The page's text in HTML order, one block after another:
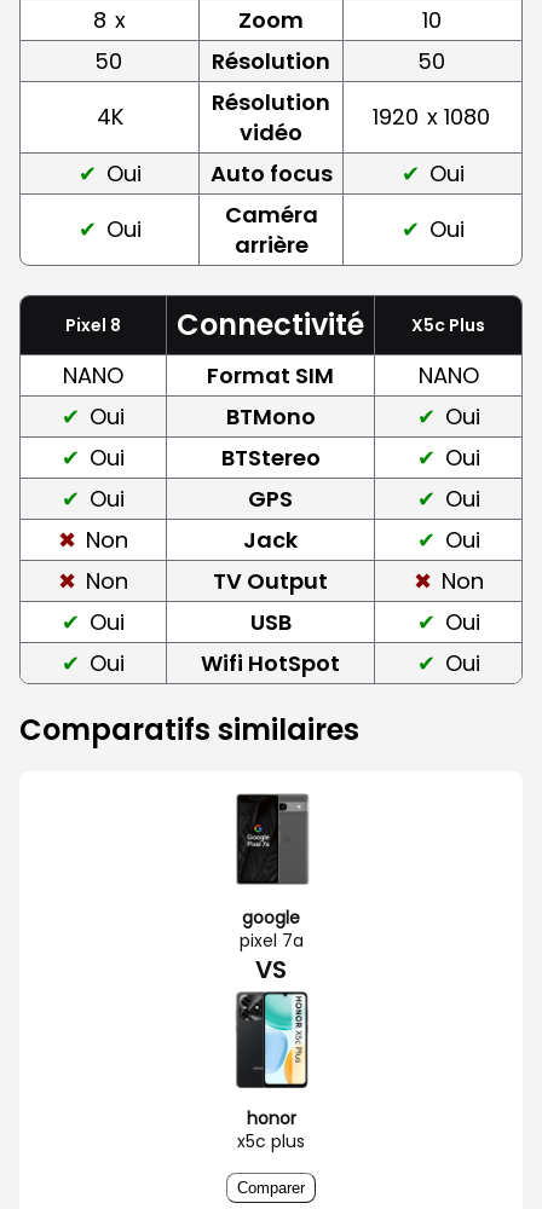
8 x Zoom
10
50
Résolution
50
4K
Résolution
vidéo
1920 x 1080
Oui
Auto focus
Oui
Oui
Caméra
arrière
Oui
Pixel 8 Connectivité X5c Plus
NANO Format SIM
NANO
Oui
BTMono
Oui
Oui
BTStereo
Oui
Oui
GPS
Oui
Non
Jack
Oui
Non
TV Output
Non
Oui
USB
Oui
Oui
Wifi HotSpot Oui
Comparatifs similaires
google
pixel 7a
VS
honor
x5c plus
Comparer